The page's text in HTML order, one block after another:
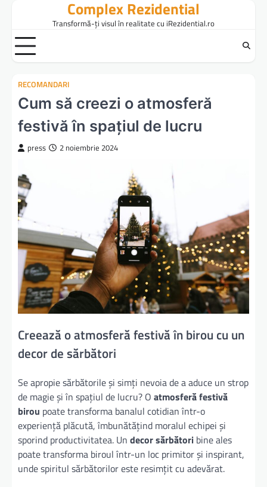
content
Complex Rezidential
Transformă-ți visul în realitate cu iRezidential.ro
RECOMANDARI
Cum să creezi o atmosferă
festivă în spațiul de lucru
press 2 noiembrie 2024
Creează o atmosferă festivă în birou cu un
decor de sărbători
Se apropie sărbătorile și simți nevoia de a aduce un strop
de magie și în spațiul de lucru? O atmosferă festivă
birou poate transforma banalul cotidian într-o
experiență plăcută, îmbunătățind moralul echipei și
sporind productivitatea. Un decor sărbători bine ales
poate transforma biroul într-un loc primitor și inspirant,
unde spiritul sărbătorilor este resimțit cu adevărat.